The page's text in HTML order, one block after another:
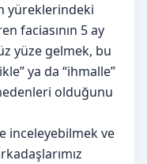
yüreklerindeki
faciasının 5 ay
yüze gelmek, bu
ya da “ihmalle”
olduğunu
inceleyebilmek ve